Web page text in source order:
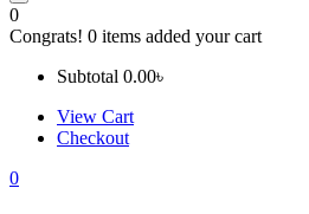
0
Congrats! 0 items added your cart
Subtotal 0.00৳
View Cart
Checkout
0